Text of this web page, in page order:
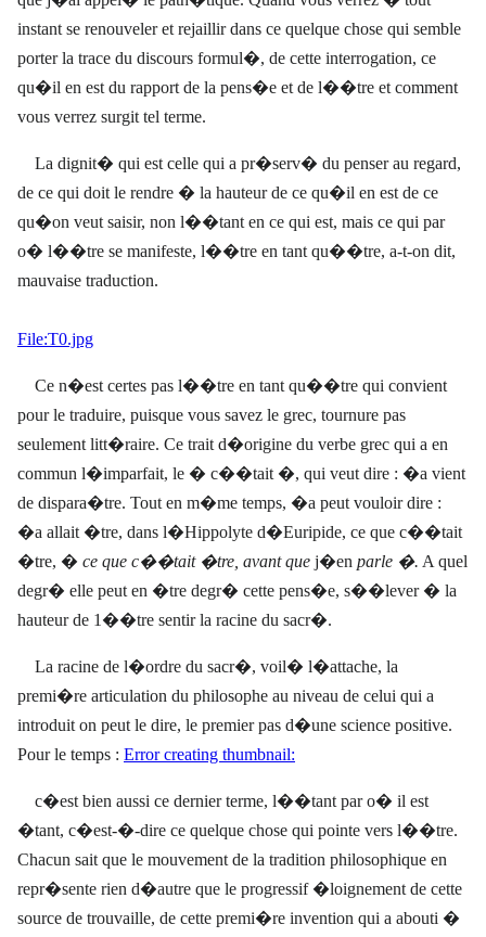
instant se renouveler et rejaillir dans ce quelque chose qui semble
porter la trace du discours formul�, de cette interrogation, ce
qu�il en est du rapport de la pens�e et de l��tre et comment
vous verrez surgit tel terme.
La dignit� qui est celle qui a pr�serv� du penser au regard,
de ce qui doit le rendre � la hauteur de ce qu�il en est de ce
qu�on veut saisir, non l��tant en ce qui est, mais ce qui par
o� l��tre se manifeste, l��tre en tant qu��tre, a-t-on dit,
mauvaise traduction.
File:T0.jpg
Ce n�est certes pas l��tre en tant qu��tre qui convient
pour le traduire, puisque vous savez le grec, tournure pas
seulement litt�raire. Ce trait d�origine du verbe grec qui a en
commun l�imparfait, le � c��tait �, qui veut dire : �a vient
de dispara�tre. Tout en m�me temps, �a peut vouloir dire :
�a allait �tre, dans l�Hippolyte d�Euripide, ce que c��tait
�tre, � ce que c��tait �tre, avant que j�en parle �. A quel
degr� elle peut en �tre degr� cette pens�e, s��lever � la
hauteur de 1��tre sentir la racine du sacr�.
La racine de l�ordre du sacr�, voil� l�attache, la
premi�re articulation du philosophe au niveau de celui qui a
introduit on peut le dire, le premier pas d�une science positive.
Pour le temps : Error creating thumbnail:
c�est bien aussi ce dernier terme, l��tant par o� il est
�tant, c�est-�-dire ce quelque chose qui pointe vers l��tre.
Chacun sait que le mouvement de la tradition philosophique en
repr�sente rien d�autre que le progressif �loignement de cette
source de trouvaille, de cette premi�re invention qui a abouti �